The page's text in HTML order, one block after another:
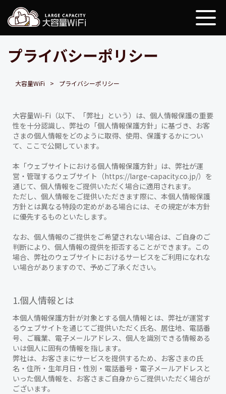
プライバシーポリシー
大容量WiFi プライバシーポリシー
大容量Wi-Fi（以下、「弊社」という）は、個人情報保護の重要
性を十分認識し、弊社の「個人情報保護方針」に基づき、お客
さまの個人情報をどのように取得、使用、保護するかについ
て、ここで公開しています。
本「ウェブサイトにおける個人情報保護方針」は、弊社が運
営・管理するウェブサイト（https://large-capacity.co.jp/）を
通じて、個人情報をご提供いただく場合に適用されます。
ただし、個人情報をご提供いただきます際に、本個人情報保護
方針とは異なる特段の定めがある場合には、その規定が本方針
に優先するものといたします。
なお、個人情報のご提供をご希望されない場合は、ご自身のご
判断により、個人情報の提供を拒否することができます。この
場合、弊社のウェブサイトにおけるサービスをご利用になれな
い場合がありますので、予めご了承ください。
1.個人情報とは
本個人情報保護方針が対象とする個人情報とは、弊社が運営す
るウェブサイトを通じてご提供いただく氏名、居住地、電話番
号、ご職業、電子メールアドレス、個人を識別できる情報ある
いは個人に固有の情報を指します。
弊社は、お客さまにサービスを提供するため、お客さまの氏
名・住所・生年月日・性別・電話番号・電子メールアドレスと
いった個人情報を、お客さまご自身からご提供いただく場合が
ございます。